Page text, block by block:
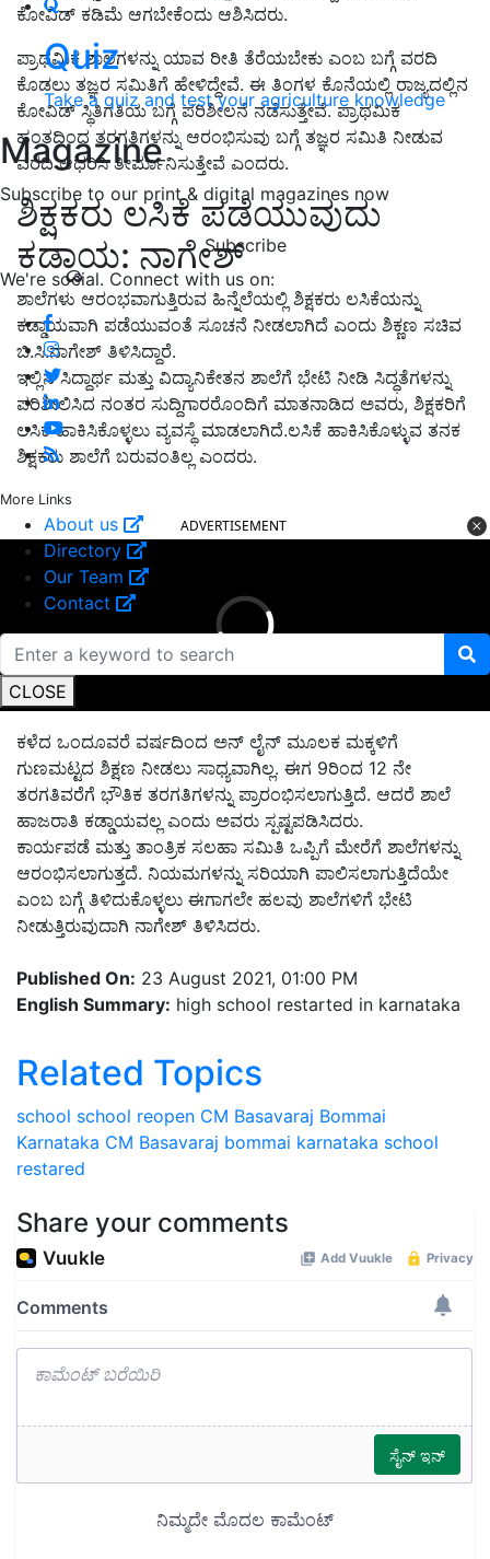
Quiz
Take a quiz and test your agriculture knowledge
Magazine
Subscribe to our print & digital magazines now
Subscribe
We're social. Connect with us on:
More Links
About us
Directory
Our Team
Contact
CLOSE
ಕೋವಿಡ್ ಕಡಿಮೆ ಆಗಬೇಕೆಂದು ಆಶಿಸಿದರು.
ಪ್ರಾಥಮಿಕ ಶಾಲೆಗಳನ್ನು ಯಾವ ರೀತಿ ತೆರೆಯಬೇಕು ಎಂಬ ಬಗ್ಗೆ ವರದಿ
ಕೊಡಲು ತಜ್ಞರ ಸಮಿತಿಗೆ ಹೇಳಿದ್ದೇವೆ. ಈ ತಿಂಗಳ ಕೊನೆಯಲ್ಲಿ ರಾಜ್ಯದಲ್ಲಿನ
ಕೋವಿಡ್ ಸ್ಥಿತಿಗತಿಯ ಬಗ್ಗೆ ಪರಿಶೀಲನೆ ನಡೆಸುತ್ತೇವೆ. ಪ್ರಾಥಮಿಕ
ಹಂತದಿಂದ ತರಗತಿಗಳನ್ನು ಆರಂಭಿಸುವು ಬಗ್ಗೆ ತಜ್ಞರ ಸಮಿತಿ ನೀಡುವ
ವರದಿ ಆಧರಿಸಿ ತೀರ್ಮಾನಿಸುತ್ತೇವೆ ಎಂದರು.
ಶಿಕ್ಷಕರು ಲಸಿಕೆ ಪಡೆಯುವುದು
ಕಡ್ಡಾಯ: ನಾಗೇಶ್
ಶಾಲೆಗಳು ಆರಂಭವಾಗುತ್ತಿರುವ ಹಿನ್ನೆಲೆಯಲ್ಲಿ ಶಿಕ್ಷಕರು ಲಸಿಕೆಯನ್ನು
ಕಡ್ಡಾಯವಾಗಿ ಪಡೆಯುವಂತೆ ಸೂಚನೆ ನೀಡಲಾಗಿದೆ ಎಂದು ಶಿಕ್ಣಣ ಸಚಿವ
ಬಿ.ಸಿ.ನಾಗೇಶ್ ತಿಳಿಸಿದ್ದಾರೆ.
ಇಲ್ಲಿನ ಸಿದ್ದಾರ್ಥ ಮತ್ತು ವಿದ್ಯಾನಿಕೇತನ ಶಾಲೆಗೆ ಭೇಟಿ ನೀಡಿ ಸಿದ್ಧತೆಗಳನ್ನು
ಪರಿಶೀಲಿಸಿದ ನಂತರ ಸುದ್ದಿಗಾರರೊಂದಿಗೆ ಮಾತನಾಡಿದ ಅವರು, ಶಿಕ್ಷಕರಿಗೆ
ಲಸಿಕೆ ಹಾಕಿಸಿಕೊಳ್ಳಲು ವ್ಯವಸ್ಥೆ ಮಾಡಲಾಗಿದೆ.ಲಸಿಕೆ ಹಾಕಿಸಿಕೊಳ್ಳುವ ತನಕ
ಶಿಕ್ಷಕರು ಶಾಲೆಗೆ ಬರುವಂತಿಲ್ಲ ಎಂದರು.
ADVERTISEMENT
ಕಳೆದ ಒಂದೂವರೆ ವರ್ಷದಿಂದ ಅನ್ ಲೈನ್ ಮೂಲಕ ಮಕ್ಕಳಿಗೆ
ಗುಣಮಟ್ಟದ ಶಿಕ್ಷಣ ನೀಡಲು ಸಾಧ್ಯವಾಗಿಲ್ಲ. ಈಗ 9ರಿಂದ 12 ನೇ
ತರಗತಿವರೆಗೆ ಭೌತಿಕ ತರಗತಿಗಳನ್ನು ಪ್ರಾರಂಭಿಸಲಾಗುತ್ತಿದೆ. ಆದರೆ ಶಾಲೆ
ಹಾಜರಾತಿ ಕಡ್ಡಾಯವಲ್ಲ ಎಂದು ಅವರು ಸ್ಪಷ್ಟಪಡಿಸಿದರು.
ಕಾರ್ಯಪಡೆ ಮತ್ತು ತಾಂತ್ರಿಕ ಸಲಹಾ ಸಮಿತಿ ಒಪ್ಪಿಗೆ ಮೇರೆಗೆ ಶಾಲೆಗಳನ್ನು
ಆರಂಭಿಸಲಾಗುತ್ತದೆ. ನಿಯಮಗಳನ್ನು ಸರಿಯಾಗಿ ಪಾಲಿಸಲಾಗುತ್ತಿದೆಯೇ
ಎಂಬ ಬಗ್ಗೆ ತಿಳಿದುಕೊಳ್ಳಲು ಈಗಾಗಲೇ ಹಲವು ಶಾಲೆಗಳಿಗೆ ಭೇಟಿ
ನೀಡುತ್ತಿರುವುದಾಗಿ ನಾಗೇಶ್ ತಿಳಿಸಿದರು.
Published On: 23 August 2021, 01:00 PM
English Summary: high school restarted in karnataka
Related Topics
school school reopen CM Basavaraj Bommai
Karnataka CM Basavaraj bommai karnataka school
restared
Share your comments